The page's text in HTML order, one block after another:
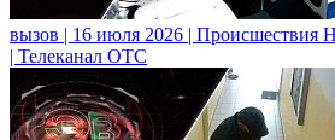
вызов | 16 июля 2026 | Происшествия
| Телеканал ОТС